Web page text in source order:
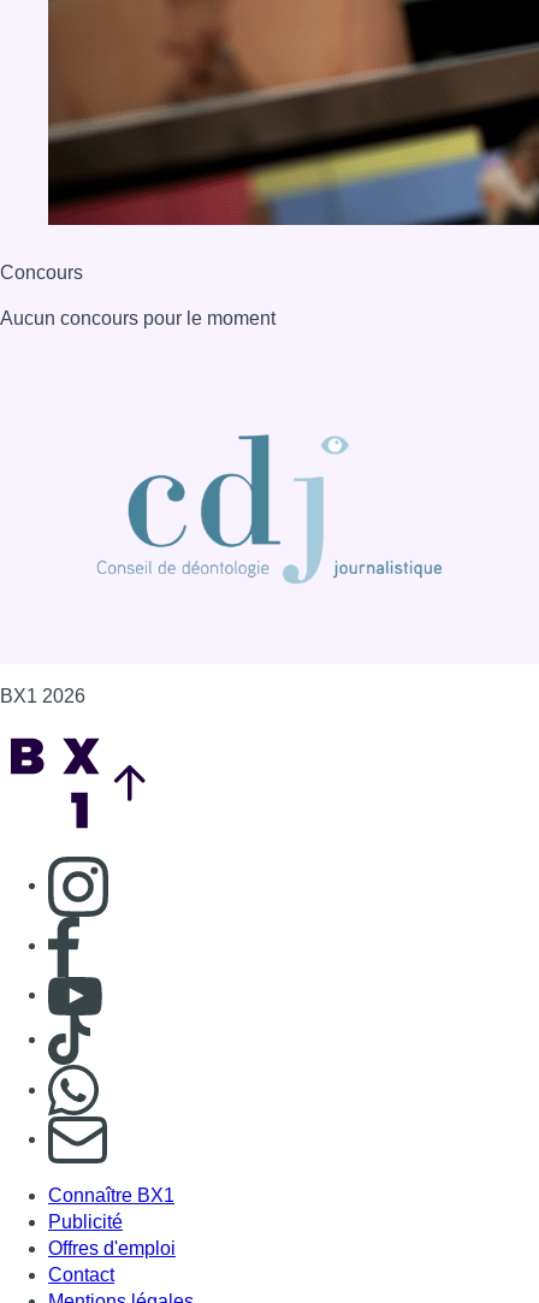
Concours
Aucun concours pour le moment
BX1 2026
Consulter page Instagram
Consulter page Facebook
Consulter Youtube
Consulter TikTok
S'abonner à notre newsletter
Connaître BX1
Publicité
Offres d'emploi
Contact